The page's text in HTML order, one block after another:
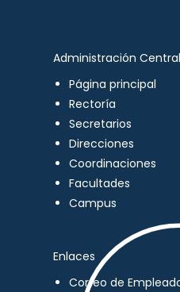
Administración Central
Página principal
Rectoría
Secretarios
Direcciones
Coordinaciones
Facultades
Campus
Enlaces
Correo de